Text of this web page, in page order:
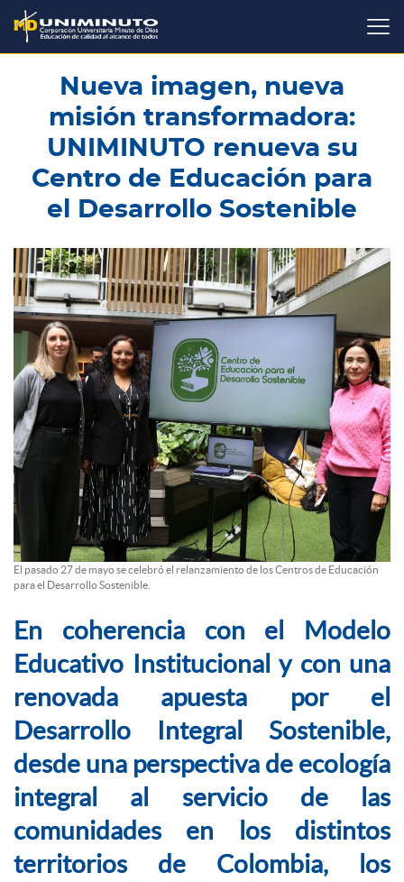
Pasar
contenido
principal
Nueva imagen, nueva
misión transformadora:
UNIMINUTO renueva su
Centro de Educación para
el Desarrollo Sostenible
El pasado 27 de mayo se celebró el relanzamiento de los Centros de Educación
para el Desarrollo Sostenible.
En coherencia con el Modelo
Educativo Institucional y con una
renovada apuesta por el
Desarrollo Integral Sostenible,
desde una perspectiva de ecología
integral al servicio de las
comunidades en los distintos
territorios de Colombia, los